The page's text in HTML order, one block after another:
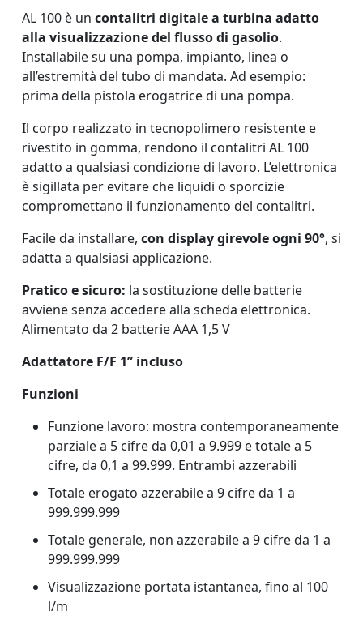
AL 100 è un contalitri digitale a turbina adatto
alla visualizzazione del flusso di gasolio.
Installabile su una pompa, impianto, linea o
all’estremità del tubo di mandata. Ad esempio:
prima della pistola erogatrice di una pompa.
Il corpo realizzato in tecnopolimero resistente e
rivestito in gomma, rendono il contalitri AL 100
adatto a qualsiasi condizione di lavoro. L’elettronica
è sigillata per evitare che liquidi o sporcizie
compromettano il funzionamento del contalitri.
Facile da installare, con display girevole ogni 90°, si
adatta a qualsiasi applicazione.
Pratico e sicuro: la sostituzione delle batterie
avviene senza accedere alla scheda elettronica.
Alimentato da 2 batterie AAA 1,5 V
Adattatore F/F 1” incluso
Funzioni
Funzione lavoro: mostra contemporaneamente
parziale a 5 cifre da 0,01 a 9.999 e totale a 5
cifre, da 0,1 a 99.999. Entrambi azzerabili
Totale erogato azzerabile a 9 cifre da 1 a
999.999.999
Totale generale, non azzerabile a 9 cifre da 1 a
999.999.999
Visualizzazione portata istantanea, fino al 100
l/m